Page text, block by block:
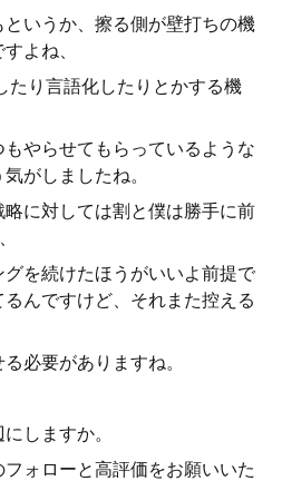
いうか、擦る側が壁打ちの機
よね、
たり言語化したりとかする機
やらせてもらっているような
がしましたね。
に対しては割と僕は勝手に前
を続けたほうがいいよ前提で
んですけど、それまた控える
必要がありますね。
しますか。
ォローと高評価をお願いいた